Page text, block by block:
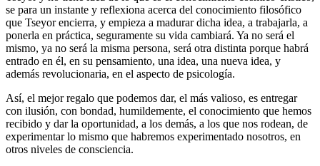
se para un instante y reflexiona acerca del conocimiento filosófico
que Tseyor encierra, y empieza a madurar dicha idea, a trabajarla, a
ponerla en práctica, seguramente su vida cambiará. Ya no será el
mismo, ya no será la misma persona, será otra distinta porque habrá
entrado en él, en su pensamiento, una idea, una nueva idea, y
además revolucionaria, en el aspecto de psicología.
Así, el mejor regalo que podemos dar, el más valioso, es entregar
con ilusión, con bondad, humildemente, el conocimiento que hemos
recibido y dar la oportunidad, a los demás, a los que nos rodean, de
experimentar lo mismo que habremos experimentado nosotros, en
otros niveles de consciencia.